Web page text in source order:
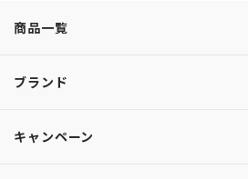
商品一覧
ブランド
キャンペーン